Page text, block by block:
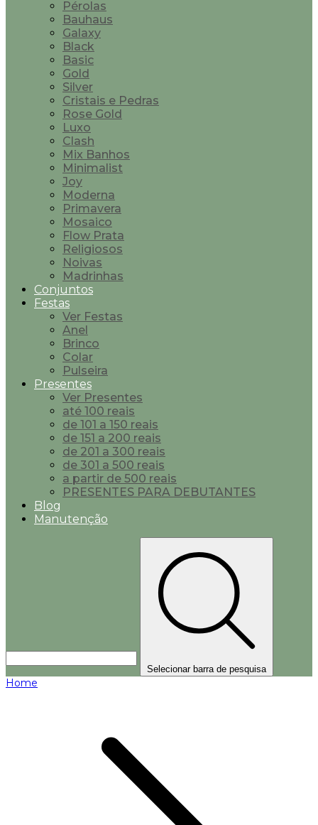
Pérolas
Bauhaus
Galaxy
Black
Basic
Gold
Silver
Cristais e Pedras
Rose Gold
Luxo
Clash
Mix Banhos
Minimalist
Joy
Moderna
Primavera
Mosaico
Flow Prata
Religiosos
Noivas
Madrinhas
Conjuntos
Festas
Ver Festas
Anel
Brinco
Colar
Pulseira
Presentes
Ver Presentes
até 100 reais
de 101 a 150 reais
de 151 a 200 reais
de 201 a 300 reais
de 301 a 500 reais
a partir de 500 reais
PRESENTES PARA DEBUTANTES
Blog
Manutenção
Selecionar barra de pesquisa
Home